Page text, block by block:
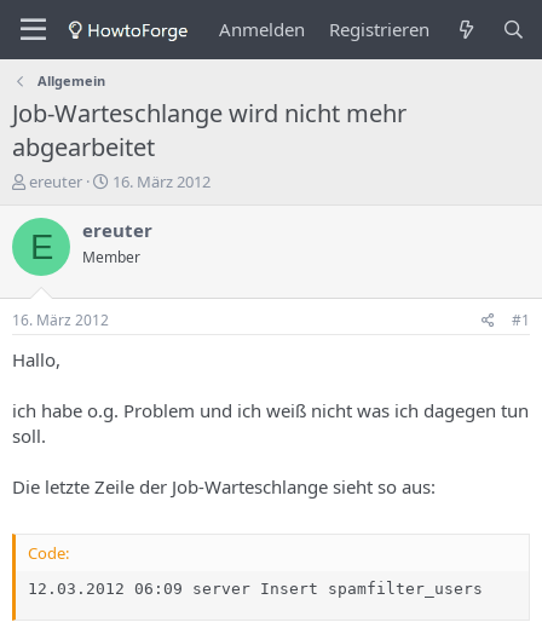
Anmelden Registrieren
Allgemein
Job-Warteschlange wird nicht mehr
abgearbeitet
E
s
e
e
r
s
T
e
s
ereuter
E
s
e
d
u
16. März 2012
E ereuter
Member
16. März 2012 #1
Hallo,
ich habe o.g. Problem und ich weiß nicht was ich dagegen tun
soll.
Die letzte Zeile der Job-Warteschlange sieht so aus:
Code:
12.03.2012 06:09 server Insert spamfilter_users